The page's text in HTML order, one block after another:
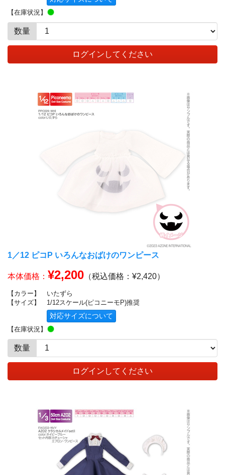
【在庫状況】
数量
ログインしてください
1／12 ピコP いろんなおばけのワンピース
本体価格： ¥2,200 （税込価格：¥2,420）
【カラー】
いたずら
【サイズ】
1/12スケール(ピコニーモP)推奨
対応サイズについて
【在庫状況】
数量
ログインしてください